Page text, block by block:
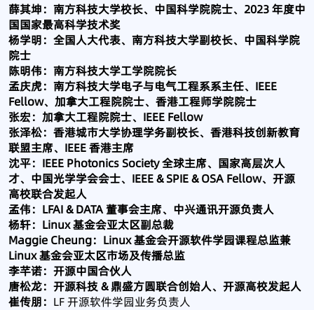
薛其坤：南方科技大学校长、中国科学院院士、2023 年度中
国国家最高科学技术奖
杨学明：全国人大代表、南方科技大学副校长、中国科学院
院士
陈明伟：南方科技大学工学院院长
孟庆虎：南方科技大学电子与电气工程系系主任、IEEE
Fellow、加拿大工程院院士、香港工程师学院院士
张宏：加拿大工程院院士、IEEE Fellow
张泽松：香港城市大学协理学务副校长、香港科技创新教育
联盟主席、IEEE 香港主席
沈平：IEEE Photonics Society 全球主席、国家高层次人
才、中国光学学会会士、IEEE & SPIE & OSA Fellow、开源
高校联合发起人
孟伟：LFAI & DATA 董事会主席、中兴通讯开源负责人
杨轩：Linux 基金会亚太区副总裁
Maggie Cheung：Linux 基金会开源软件学园课程总监兼
Linux 基金会亚太区市场及传播总监
李芊诺：开源中国合伙人
唐松龙：开源科技 & 鼎盛方圆联合创始人、开源高校发起人
崔传朋： LF 开源软件学园业务负责人